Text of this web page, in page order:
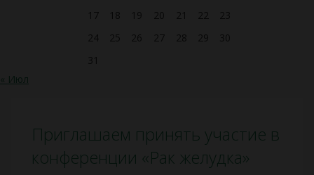
17
18 19 20 21 22
23
24
25 26 27 28 29
30
31
« Июл
Приглашаем принять участие в
конференции «Рак желудка»